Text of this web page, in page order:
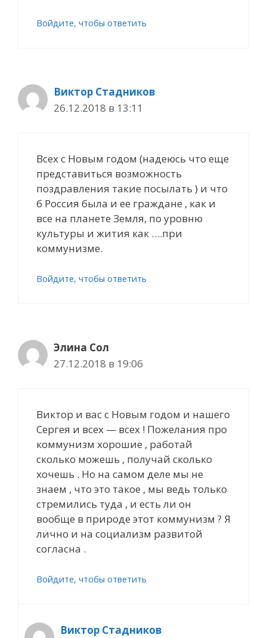
Войдите, чтобы ответить
Виктор Стадников
26.12.2018 в 13:11
Всех с Новым годом (надеюсь что еще
представиться возможность
поздравления такие посылать ) и что
б Россия была и ее граждане , как и
все на планете Земля, по уровню
культуры и жития как ….при
коммунизме.
Войдите, чтобы ответить
Элина Сол
27.12.2018 в 19:06
Виктор и вас с Новым годом и нашего
Сергея и всех — всех ! Пожелания про
коммунизм хорошие , работай
сколько можешь , получай сколько
хочешь . Но на самом деле мы не
знаем , что это такое , мы ведь только
стремились туда , и есть ли он
вообще в природе этот коммунизм ? Я
лично и на социализм развитой
согласна .
Войдите, чтобы ответить
Виктор Стадников